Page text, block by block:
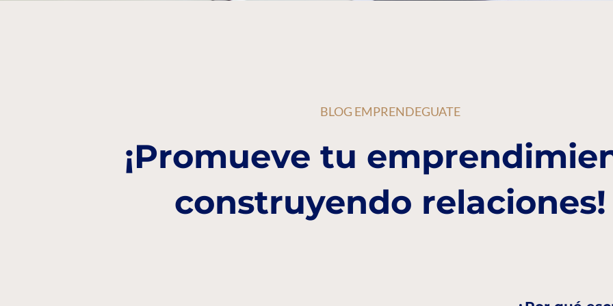
BLOG EMPRENDEGUATE
¡Promueve tu
construyendo relaciones!